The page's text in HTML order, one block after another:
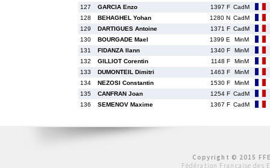
127
GARCIA Enzo 1397 F CadM
128
BEHAGHEL Yohan 1280 N CadM
129
DARTIGUES Antoine 1371 F CadM
130
BOURGADE Mael 1399 E
MinM
131
FIDANZA Ilann 1340 F
MinM
132
GILLIOT Corentin 1148 F
MinM
133
DUMONTEIL Dimitri 1463 F
MinM
134
NEZOSI Constantin 1530 F
MinM
135
CANFRAN Joan 1254 F CadM
136
SEMENOV Maxime 1367 F CadM
Copyright © 2015
Fédération Française des